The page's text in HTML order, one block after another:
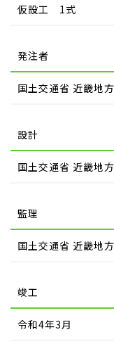
仮設工 1式
発注者
国土交通省 近畿地
設計
国土交通省 近畿地
監理
国土交通省 近畿地
竣工
令和4年3月